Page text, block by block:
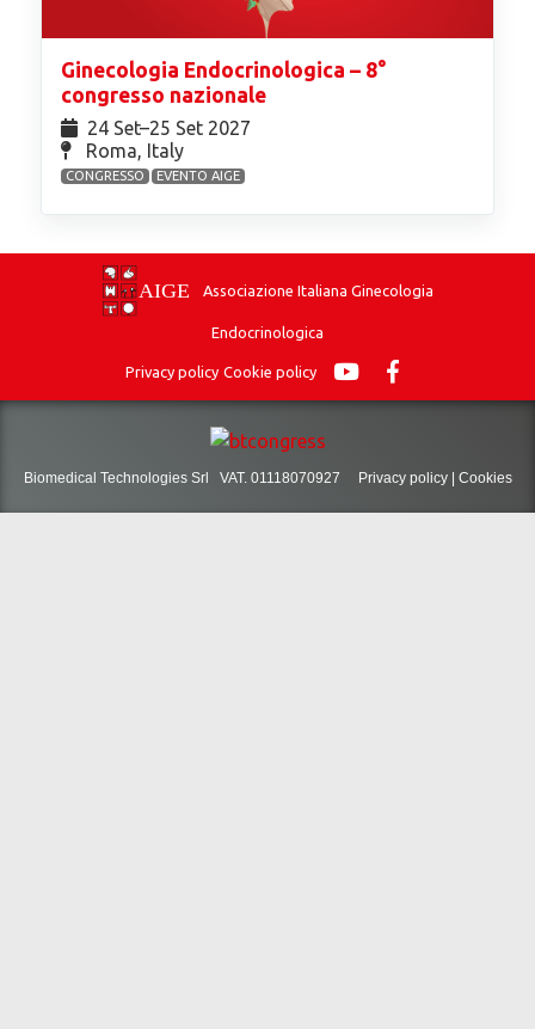
Ginecologia Endocrinologica – 8°
congresso nazionale
24 Set⁠–25 Set 2027
Roma, Italy
CONGRESSO EVENTO AIGE
Associazione Italiana Ginecologia
Endocrinologica
Privacy policy Cookie policy
Biomedical Technologies Srl VAT. 01118070927 Privacy policy| Cookies